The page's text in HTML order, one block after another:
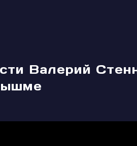
Валерий